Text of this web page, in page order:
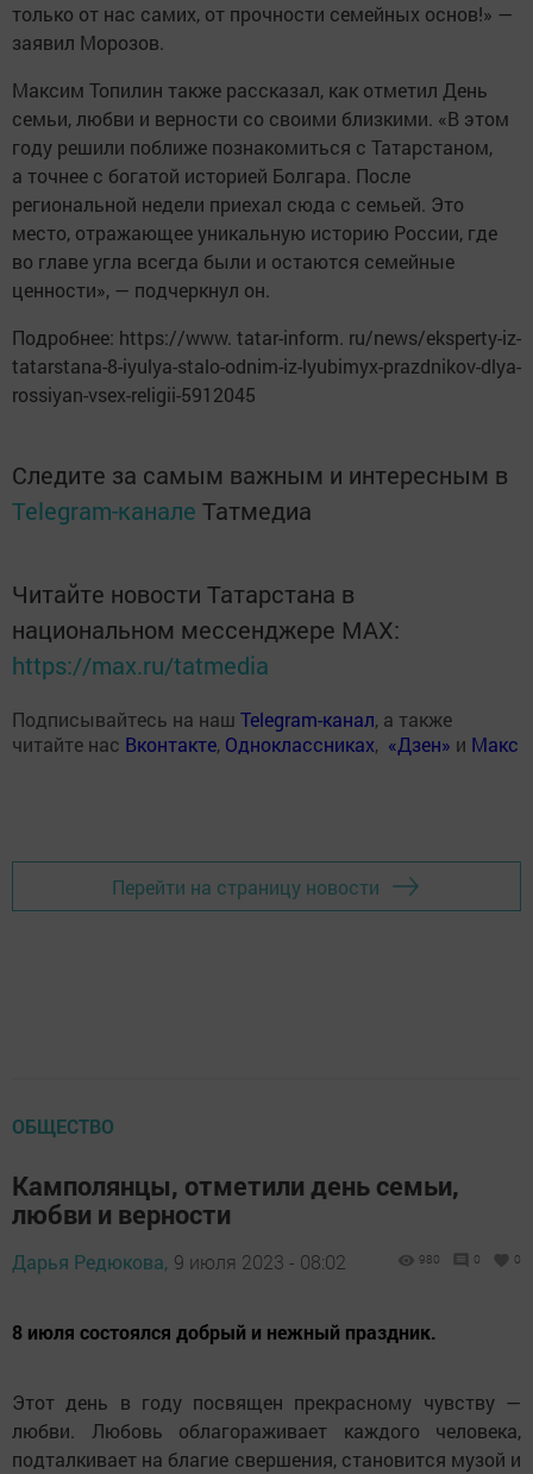
только от нас самих, от прочности семейных основ!» —
заявил Морозов.
Максим Топилин также рассказал, как отметил День
семьи, любви и верности со своими близкими. «В этом
году решили поближе познакомиться с Татарстаном,
а точнее с богатой историей Болгара. После
региональной недели приехал сюда с семьей. Это
место, отражающее уникальную историю России, где
во главе угла всегда были и остаются семейные
ценности», — подчеркнул он.
Подробнее: https://www. tatar-inform. ru/news/eksperty-iz-
tatarstana-8-iyulya-stalo-odnim-iz-lyubimyx-prazdnikov-dlya-
rossiyan-vsex-religii-5912045
Следите за самым важным и интересным в
Telegram-канале Татмедиа
Читайте новости Татарстана в
национальном мессенджере MАХ:
https://max.ru/tatmedia
Подписывайтесь на наш Telegram-канал, а также
читайте нас Вконтакте, Одноклассниках, «Дзен» и Макс
Перейти на страницу новости
ОБЩЕСТВО
Камполянцы, отметили день семьи,
любви и верности
Дарья Редюкова, 9 июля 2023 - 08:02 980 0 0
8 июля состоялся добрый и нежный праздник.
Этот день в году посвящен прекрасному чувству —
любви. Любовь облагораживает каждого человека,
подталкивает на благие свершения, становится музой и